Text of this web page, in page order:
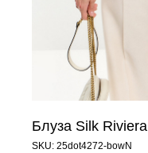
Блуза Silk Riviera
SKU: 25dot4272-bowN